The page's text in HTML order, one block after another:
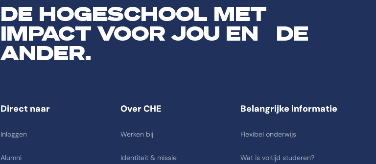
DE HOGESCHOOL MET
IMPACT VOOR JOU EN DE
ANDER.
Direct naar
Inloggen
Alumni
Over CHE
Werken bij
Identiteit & missie
Belangrijke informatie
Flexibel onderwijs
Wat is voltijd studeren?